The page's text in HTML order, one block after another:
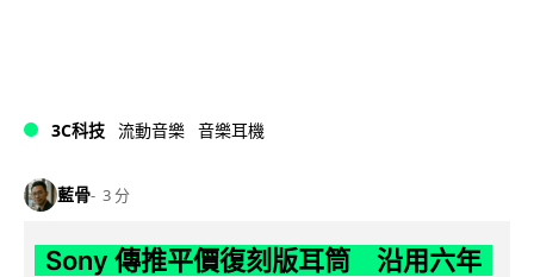
3C科技 流動音樂 音樂耳機
藍骨 3 分
Sony 傳推平價復刻版耳筒 沿用六年